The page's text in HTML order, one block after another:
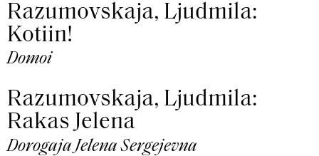
Razumovskaja, Ljudmila:
Kotiin!
Domoi
Razumovskaja, Ljudmila:
Rakas Jelena
Dorogaja Jelena Sergejevna